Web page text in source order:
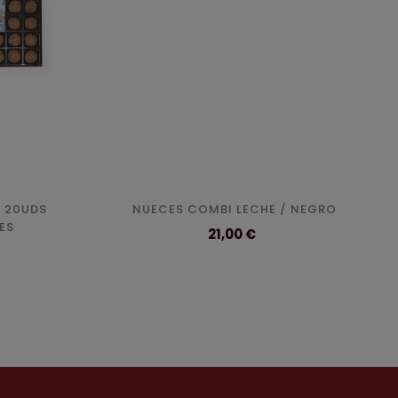
20UDS
NUECES COMBI LECHE / NEGRO
Precio
21,00 €